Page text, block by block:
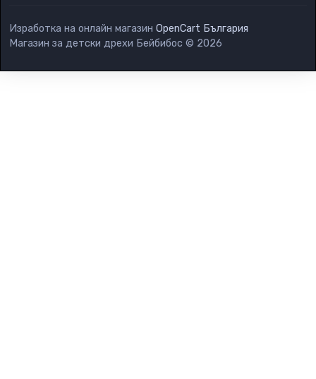
Изработка на онлайн магазин OpenCart България
Магазин за детски дрехи Бейбибос © 2026